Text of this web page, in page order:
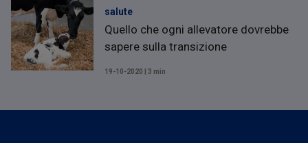
salute
Quello che ogni allevatore dovrebbe
sapere sulla transizione
19-10-2020 | 3 min